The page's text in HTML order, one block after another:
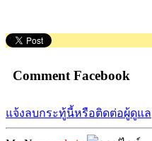
Comment Facebook
แจ้งลบกระทู้นี้หรือติดต่อผู้ดูแล